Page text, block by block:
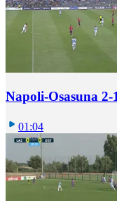
Napoli-Osasuna
01:04